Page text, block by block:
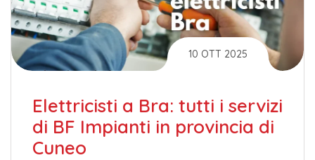
10 OTT 2025
Elettricisti a Bra: tutti i servizi
di BF Impianti in provincia di
Cuneo